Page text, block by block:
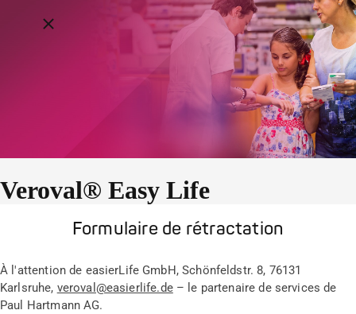
Close breadcrumbs
Veroval® Easy Life
Formulaire de rétractation
À l'attention de easierLife GmbH, Schönfeldstr. 8, 76131
Karlsruhe, veroval@easierlife.de– le partenaire de services de
Paul Hartmann AG.